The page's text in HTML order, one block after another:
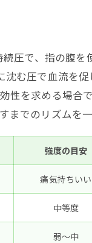
続圧で、指の腹を
む圧で血流を
性を求める場合で
でのリズムを
強度の目安
痛気持ちいい
中等度
弱〜中